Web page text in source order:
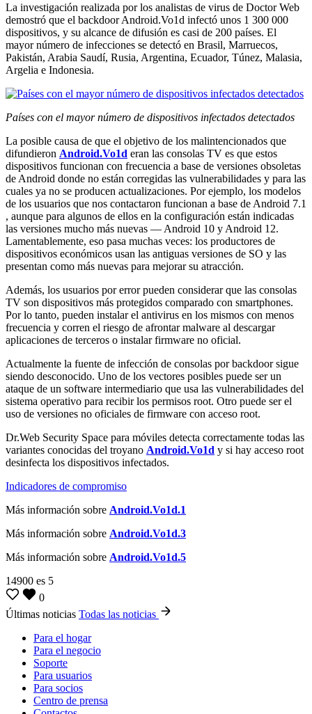
La investigación realizada por los analistas de virus de Doctor Web
demostró que el backdoor Android.Vo1d infectó unos 1 300 000
dispositivos, y su alcance de difusión es casi de 200 países. El
mayor número de infecciones se detectó en Brasil, Marruecos,
Pakistán, Arabia Saudí, Rusia, Argentina, Ecuador, Túnez, Malasia,
Argelia e Indonesia.
Países con el mayor número de dispositivos infectados detectados
La posible causa de que el objetivo de los malintencionados que
difundieron Android.Vo1d eran las consolas TV es que estos
dispositivos funcionan con frecuencia a base de versiones obsoletas
de Android donde no están corregidas las vulnerabilidades y para las
cuales ya no se producen actualizaciones. Por ejemplo, los modelos
de los usuarios que nos contactaron funcionan a base de Android 7.1
, aunque para algunos de ellos en la configuración están indicadas
las versiones mucho más nuevas — Android 10 y Android 12.
Lamentablemente, eso pasa muchas veces: los productores de
dispositivos económicos usan las antiguas versiones de SO y las
presentan como más nuevas para mejorar su atracción.
Además, los usuarios por error pueden considerar que las consolas
TV son dispositivos más protegidos comparado con smartphones.
Por lo tanto, pueden instalar el antivirus en los mismos con menos
frecuencia y corren el riesgo de afrontar malware al descargar
aplicaciones de terceros o instalar firmware no oficial.
Actualmente la fuente de infección de consolas por backdoor sigue
siendo desconocido. Uno de los vectores posibles puede ser un
ataque de un software intermediario que usa las vulnerabilidades del
sistema operativo para recibir los permisos root. Otro puede ser el
uso de versiones no oficiales de firmware con acceso root.
Dr.Web Security Space para móviles detecta correctamente todas las
variantes conocidas del troyano Android.Vo1d y si hay acceso root
desinfecta los dispositivos infectados.
Indicadores de compromiso
Más información sobre Android.Vo1d.1
Más información sobre Android.Vo1d.3
Más información sobre Android.Vo1d.5
14900 es 5
0
Últimas noticias Todas las noticias
Para el hogar
Para el negocio
Soporte
Para usuarios
Para socios
Centro de prensa